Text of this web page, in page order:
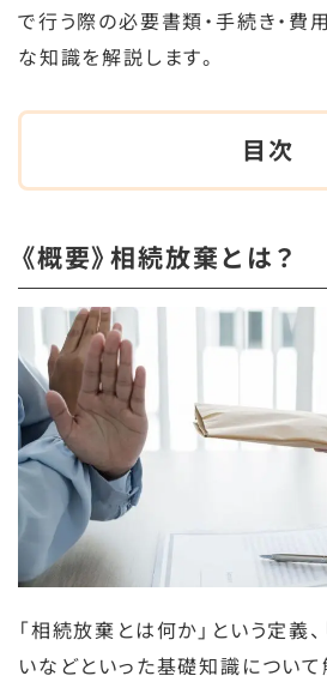
で行う際の必要書類・手続き・費
な知識を解説します。
目次
《概要》相続放棄とは？
「相続放棄とは何か」という定義
いなどといった基礎知識について